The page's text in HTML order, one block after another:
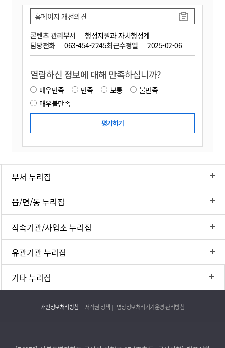
콘텐츠 관리부서
행정지원과 자치행정계
담당전화
063-454-2245최근수정일 2025-02-06
홈페이지 개선의견
열람하신 정보에 대해 만족하십니까?
매우만족 만족 보통
불만족
매우불만족
부서 누리집
읍/면/동 누리집
직속기관/사업소 누리집
유관기관 누리집
기타 누리집
개인정보처리방침 저작권 정책 영상정보처리기기운영·관리방침